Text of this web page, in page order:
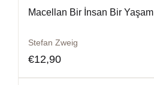
Macellan Bir İnsan Bir Yaşam
Stefan Zweig
€12,90